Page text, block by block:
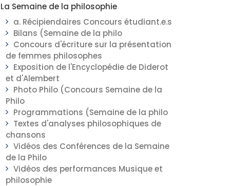
La Semaine de la philosophie
a. Récipiendaires Concours étudiant.e.s
Bilans (Semaine de la philo
Concours d'écriture sur la présentation
de femmes philosophes
Exposition de l'Encyclopédie de Diderot
et d'Alembert
Photo Philo (Concours Semaine de la
Philo
Programmations (Semaine de la philo
Textes d'analyses philosophiques de
chansons
Vidéos des Conférences de la Semaine
de la Philo
Vidéos des performances Musique et
philosophie